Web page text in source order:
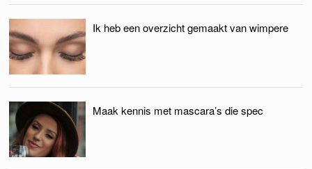
Ik heb een overzicht gemaakt van wimpere
Maak kennis met mascara’s die spec